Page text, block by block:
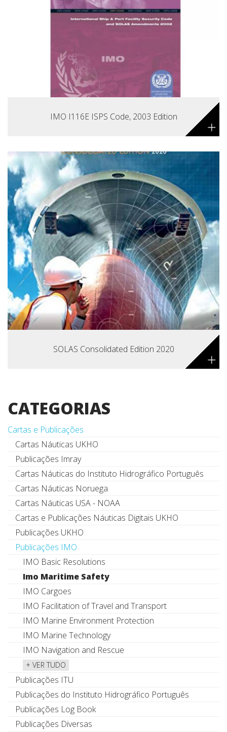
IMO I116E ISPS Code, 2003 Edition +
SOLAS Consolidated Edition 2020 +
CATEGORIAS
Cartas e Publicações
Cartas Náuticas UKHO
Publicações Imray
Cartas Náuticas do Instituto Hidrográfico Português
Cartas Náuticas Noruega
Cartas Náuticas USA - NOAA
Cartas e Publicações Náuticas Digitais UKHO
Publicações UKHO
Publicações IMO
IMO Basic Resolutions
Imo Maritime Safety
IMO Cargoes
IMO Facilitation of Travel and Transport
IMO Marine Environment Protection
IMO Marine Technology
IMO Navigation and Rescue
+ VER TUDO
Publicações ITU
Publicações do Instituto Hidrográfico Português
Publicações Log Book
Publicações Diversas